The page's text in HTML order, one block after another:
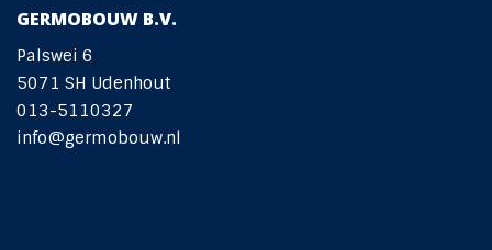
GERMOBOUW B.V.
Palswei 6
5071 SH Udenhout
013-5110327
info@germobouw.nl